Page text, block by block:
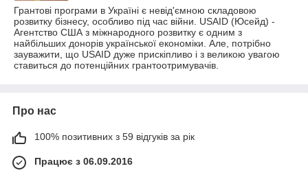
Грантові програми в Україні є невід'ємною складовою
розвитку бізнесу, особливо під час війни. USAID (Юсейд) -
Агентство США з міжнародного розвитку є одним з
найбільших донорів української економіки. Але, потрібно
зауважити, що USAID дуже прискіпливо і з великою увагою
ставиться до потенційних грантоотримувачів.
Про нас
100% позитивних з 59 відгуків за рік
Працює з 06.09.2016